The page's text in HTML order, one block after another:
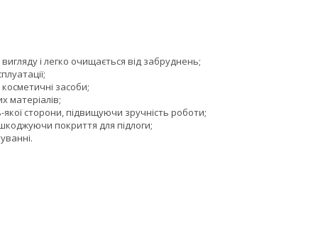
і легко очищається від забруднень;
засоби;
матеріалів;
сторони, підвищуючи зручність роботи;
покриття для підлоги;